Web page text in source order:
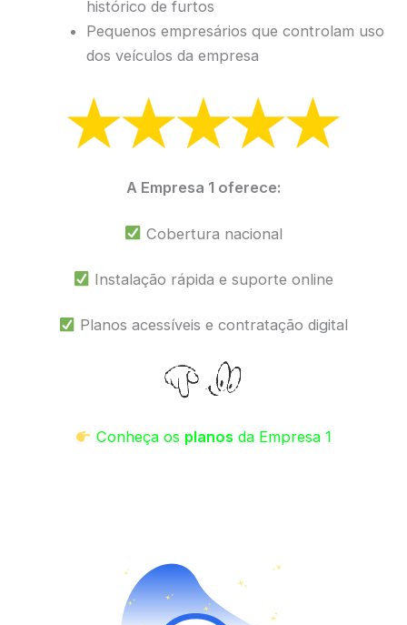
histórico de furtos
Pequenos empresários que controlam uso
dos veículos da empresa
A Empresa 1 oferece:
Cobertura nacional
Instalação rápida e suporte online
Planos acessíveis e contratação digital
Conheça os planos da Empresa 1